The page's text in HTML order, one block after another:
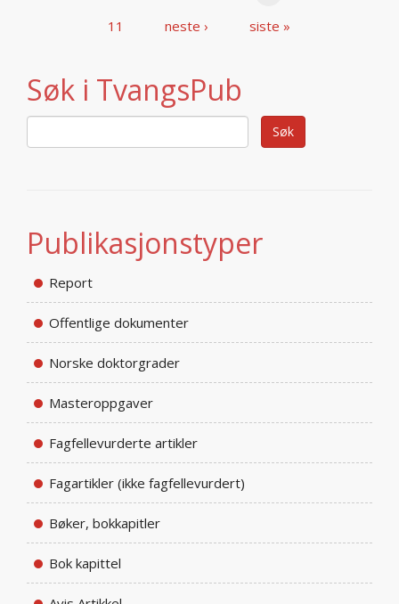
11 neste › siste »
Søk i TvangsPub
Publikasjonstyper
Report
Offentlige dokumenter
Norske doktorgrader
Masteroppgaver
Fagfellevurderte artikler
Fagartikler (ikke fagfellevurdert)
Bøker, bokkapitler
Bok kapittel